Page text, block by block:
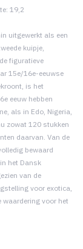
19,2
uitgewerkt als een
kuipje,
figuratieve
15e/16e-eeuwse
is het
eeuw hebben
als in Edo, Nigeria,
zowat 120 stukken
daarvan. Van de
bewaard
het Dansk
van de
voor exotica,
voor het